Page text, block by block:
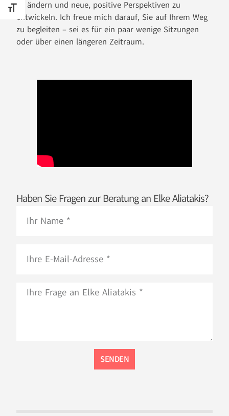
SCHRIFT VERGRÖSSERN
zu ändern und neue, positive Perspektiven zu
entwickeln. Ich freue mich darauf, Sie auf Ihrem Weg
zu begleiten – sei es für ein paar wenige Sitzungen
oder über einen längeren Zeitraum.
Haben Sie Fragen zur Beratung an Elke Aliatakis?
SENDEN